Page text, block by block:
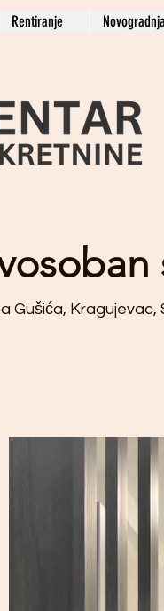
Rentiranje Novogradnja
Gušića, Kragujevac,